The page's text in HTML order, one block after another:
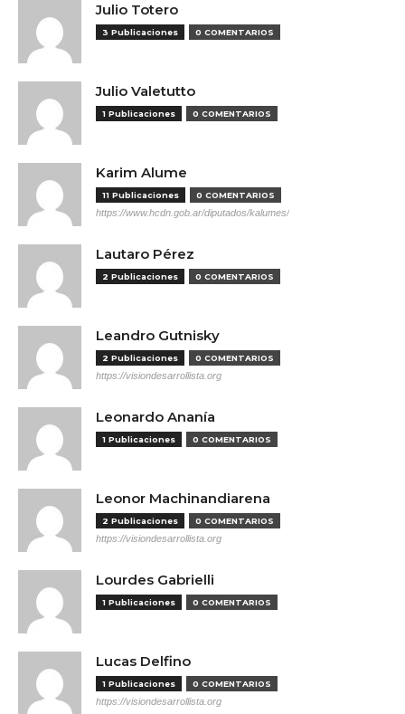
Julio Totero
3 Publicaciones 0 COMENTARIOS
Julio Valetutto
1 Publicaciones 0 COMENTARIOS
Karim Alume
11 Publicaciones 0 COMENTARIOS
https://www.hcdn.gob.ar/diputados/kalumes/
Lautaro Pérez
2 Publicaciones 0 COMENTARIOS
Leandro Gutnisky
2 Publicaciones 0 COMENTARIOS
https://visiondesarrollista.org
Leonardo Ananía
1 Publicaciones 0 COMENTARIOS
Leonor Machinandiarena
2 Publicaciones 0 COMENTARIOS
https://visiondesarrollista.org
Lourdes Gabrielli
1 Publicaciones 0 COMENTARIOS
Lucas Delfino
1 Publicaciones 0 COMENTARIOS
https://visiondesarrollista.org